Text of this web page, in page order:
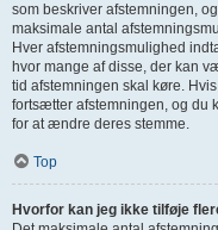
som beskriver afstemningen,
maksimale antal
Hver afstemningsmulighed
hvor mange af disse, der kan
tid afstemningen skal køre.
fortsætter afstemningen, og du
for at ændre deres stemme.
Top
Hvorfor kan jeg ikke tilføje